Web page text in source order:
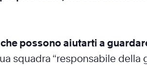
possono aiutarti a
squadra “responsabile della